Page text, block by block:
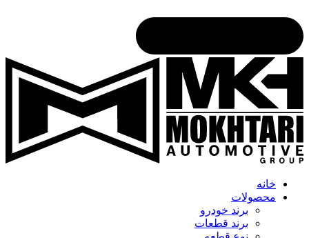
خانه
محصولات
برند خودرو
برند قطعات